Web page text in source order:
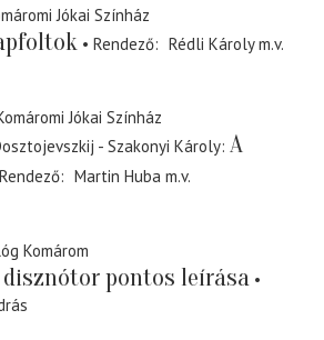
Jókai Színház
Rendező Rédli Károly m.v.
Jókai Színház
- Szakonyi Károly A
Rendező Martin Huba m.v.
Komárom
disznótor pontos leírása